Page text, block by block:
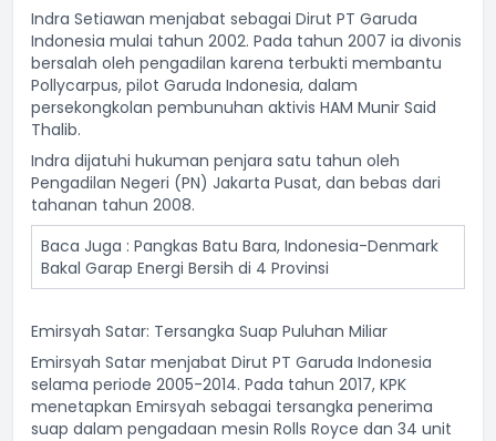
Indra Setiawan menjabat sebagai Dirut PT Garuda
Indonesia mulai tahun 2002. Pada tahun 2007 ia divonis
bersalah oleh pengadilan karena terbukti membantu
Pollycarpus, pilot Garuda Indonesia, dalam
persekongkolan pembunuhan aktivis HAM Munir Said
Thalib.
Indra dijatuhi hukuman penjara satu tahun oleh
Pengadilan Negeri (PN) Jakarta Pusat, dan bebas dari
tahanan tahun 2008.
Baca Juga : Pangkas Batu Bara, Indonesia-Denmark
Bakal Garap Energi Bersih di 4 Provinsi
Emirsyah Satar: Tersangka Suap Puluhan Miliar
Emirsyah Satar menjabat Dirut PT Garuda Indonesia
selama periode 2005-2014. Pada tahun 2017, KPK
menetapkan Emirsyah sebagai tersangka penerima
suap dalam pengadaan mesin Rolls Royce dan 34 unit